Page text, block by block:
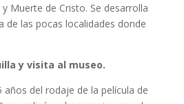
Muerte de Cristo. Se desarrolla
de las pocas localidades donde
y visita al museo.
del rodaje de la película de